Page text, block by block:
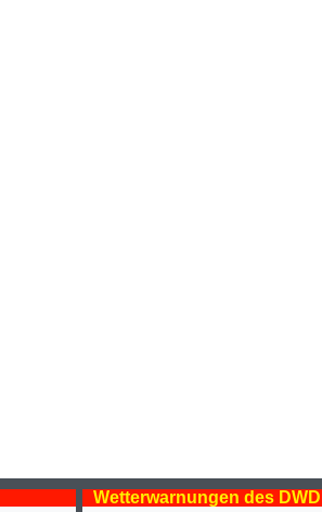
Wetterwarnungen des DWD